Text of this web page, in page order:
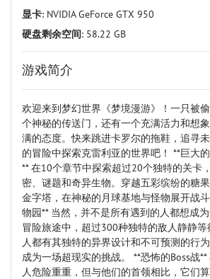
显卡: NVIDIA GeForce GTX 950
硬盘剩余空间: 58.22 GB
游戏简介
欢迎来到梦幻世界《梦境漫游》！一只被
个神秘的传送门，还有一个充满活力和想
满的态度。快来跳进卡罗尔的拖鞋，追寻
的冒险中探索克雷利亚的世界吧！ **巨大
** 在10个章节中探索超过20个独特的关卡
密、谜题和奇异生物。穿越五彩缤纷的糖
金字塔，在神秘的月球基地与怪物展开战
物园** 当然，并不是所有遇到的人都想成
冒险旅途中，超过300种独特的敌人静静
人都有其独特的异界设计和不可预测的行
成为一场超现实的挑战。 **恐怖的Boss战
人危险重重，但与他们的首领相比，它们